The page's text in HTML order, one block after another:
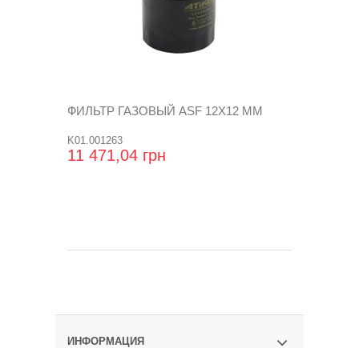
ФИЛЬТР ГАЗОВЫЙ ASF 12X12 ММ
K01.001263
11 471,04 грн
ИНФОРМАЦИЯ